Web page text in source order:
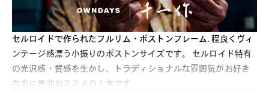
セルロイドで作られたフルリム・ボストンフレーム. 程良くヴィ
ンテージ感漂う小振りのボストンサイズです。 セルロイド特有
の光沢感・質感を生かし、トラディショナルな雰囲気がお好き
な方に是非おススメの１本です。